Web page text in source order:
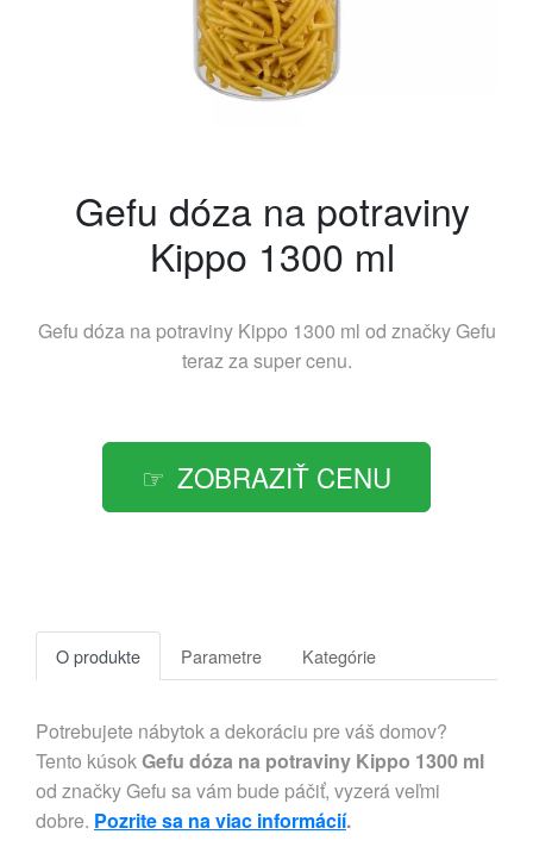
Gefu dóza na potraviny
Kippo 1300 ml
Gefu dóza na potraviny Kippo 1300 ml od značkyGefu
teraz za super cenu.
ZOBRAZIŤ CENU
O produkte Parametre Kategórie
Potrebujete nábytok a dekoráciu pre váš domov?
Tento kúsokGefu dóza na potraviny Kippo 1300 ml
od značky Gefu sa vám bude páčiť, vyzerá veľmi
dobre. Pozrite sa na viac informácií.